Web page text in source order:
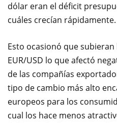
dólar eran el déficit
cuáles crecían rápidamente.
Esto ocasionó que
EUR/USD lo que afectó
de las compañías
tipo de cambio más alto
europeos para los
cual los hace menos